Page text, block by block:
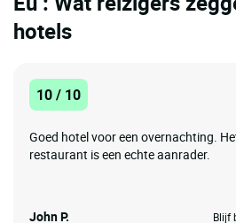
hotels
10 / 10
Goed hotel voor een overnachting.
restaurant is een echte aanrader.
John P. Blijf